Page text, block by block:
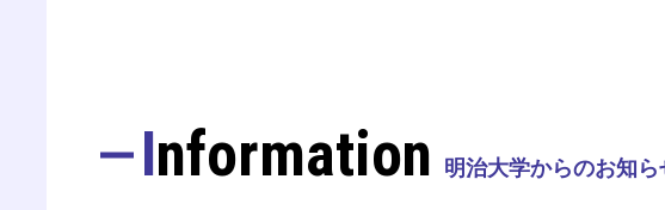
Information 明治大学からのお知ら